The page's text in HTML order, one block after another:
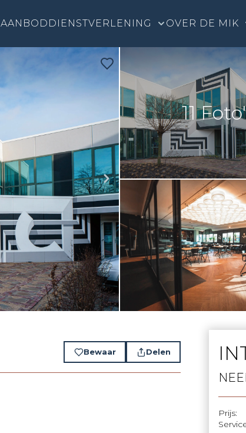
AANBOD DIENSTVERLENING OVER DE MIK
11
Bewaar Delen
Prijs: